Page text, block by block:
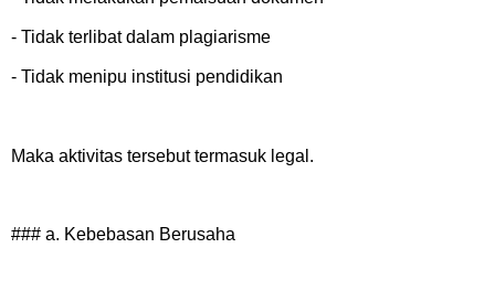
- Tidak terlibat dalam plagiarisme
- Tidak menipu institusi pendidikan
Maka aktivitas tersebut termasuk legal.
### a. Kebebasan Berusaha